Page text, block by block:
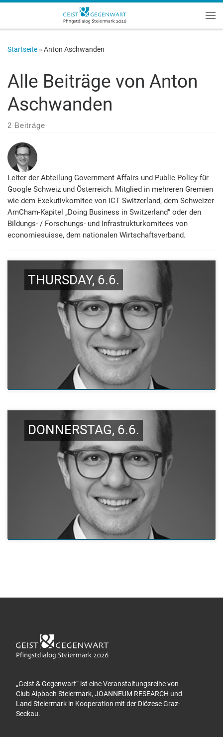
Zum Inhalt springen
Startseite » Anton Aschwanden
Alle Beiträge von Anton
Aschwanden
2 Beiträge
Leiter der Abteilung Government Affairs und Public Policy für
Google Schweiz und Österreich. Mitglied in mehreren Gremien
wie dem Exekutivkomitee von ICT Switzerland, dem Schweizer
AmCham-Kapitel „Doing Business in Switzer­land“ oder den
Bildungs- / Forschungs- und In­fra­struktur­komitees von
economiesuisse, dem nationalen Wirt­schafts­verband.
THURSDAY, 6.6.
DONNERSTAG, 6.6.
„Geist & Gegenwart“ ist eine Veranstaltungsreihe von
Club Alpbach Steiermark, JOANNEUM RESEARCH und
Land Steiermark in Kooperation mit der Diözese Graz-
Seckau.